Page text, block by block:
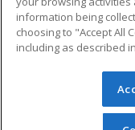
Military
Financial
Help
© 2026 ed2go, a
reserved. The
information being
choosing to "Accept All
including as described